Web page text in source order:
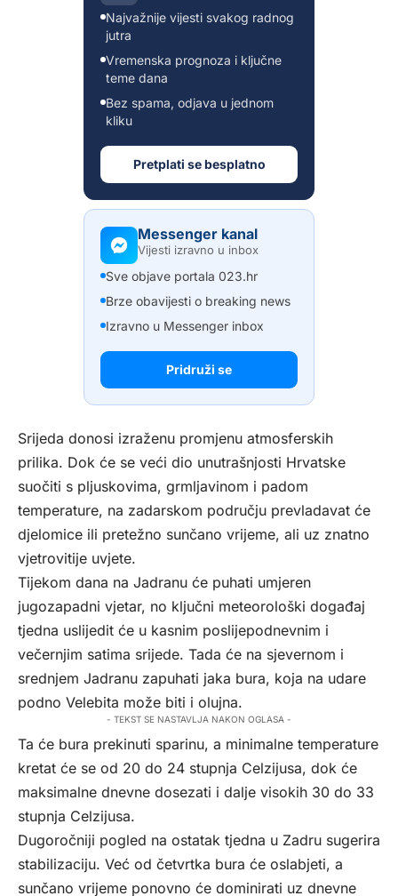
Najvažnije vijesti svakog radnog
jutra
Vremenska prognoza i ključne
teme dana
Bez spama, odjava u jednom
kliku
Pretplati se besplatno
Messenger kanal
Vijesti izravno u inbox
Sve objave portala 023.hr
Brze obavijesti o breaking news
Izravno u Messenger inbox
Pridruži se
Srijeda donosi izraženu promjenu atmosferskih
prilika. Dok će se veći dio unutrašnjosti Hrvatske
suočiti s pljuskovima, grmljavinom i padom
temperature, na zadarskom području prevladavat će
djelomice ili pretežno sunčano vrijeme, ali uz znatno
vjetrovitije uvjete.
Tijekom dana na Jadranu će puhati umjeren
jugozapadni vjetar, no ključni meteorološki događaj
tjedna uslijedit će u kasnim poslijepodnevnim i
večernjim satima srijede. Tada će na sjevernom i
srednjem Jadranu zapuhati jaka bura, koja na udare
podno Velebita može biti i olujna.
- TEKST SE NASTAVLJA NAKON OGLASA -
Ta će bura prekinuti sparinu, a minimalne temperature
kretat će se od 20 do 24 stupnja Celzijusa, dok će
maksimalne dnevne dosezati i dalje visokih 30 do 33
stupnja Celzijusa.
Dugoročniji pogled na ostatak tjedna u Zadru sugerira
stabilizaciju. Već od četvrtka bura će oslabjeti, a
sunčano vrijeme ponovno će dominirati uz dnevne